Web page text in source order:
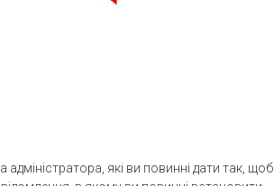
які ви повинні дати так, щоб